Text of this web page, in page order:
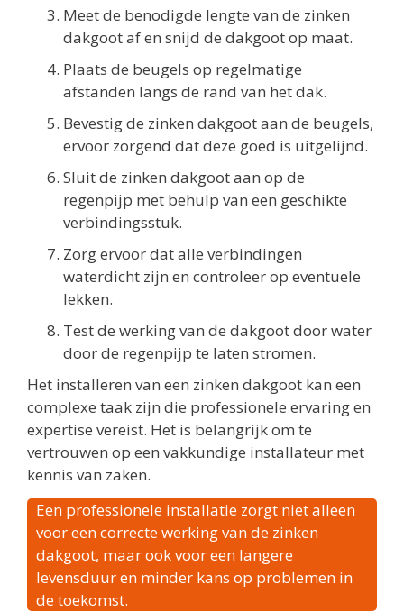
Meet de benodigde lengte van de zinken
dakgoot af en snijd de dakgoot op maat.
Plaats de beugels op regelmatige
afstanden langs de rand van het dak.
Bevestig de zinken dakgoot aan de beugels,
ervoor zorgend dat deze goed is uitgelijnd.
Sluit de zinken dakgoot aan op de
regenpijp met behulp van een geschikte
verbindingsstuk.
Zorg ervoor dat alle verbindingen
waterdicht zijn en controleer op eventuele
lekken.
Test de werking van de dakgoot door water
door de regenpijp te laten stromen.
Het installeren van een zinken dakgoot kan een
complexe taak zijn die professionele ervaring en
expertise vereist. Het is belangrijk om te
vertrouwen op een vakkundige installateur met
kennis van zaken.
Een professionele installatie zorgt niet alleen
voor een correcte werking van de zinken
dakgoot, maar ook voor een langere
levensduur en minder kans op problemen in
de toekomst.